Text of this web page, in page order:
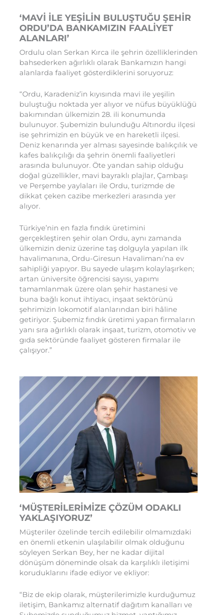
‘MAVİ İLE YEŞİLİN BULUŞTUĞU ŞEHİR
ORDU’DA BANKAMIZIN FAALİYET
ALANLARI’
Ordulu olan Serkan Kırca ile şehrin özelliklerinden
bahsederken ağırlıklı olarak Bankamızın hangi
alanlarda faaliyet gösterdiklerini soruyoruz:
“Ordu, Karadeniz’in kıyısında mavi ile yeşilin
buluştuğu noktada yer alıyor ve nüfus büyüklüğü
bakımından ülkemizin 28. ili konumunda
bulunuyor. Şubemizin bulunduğu Altınordu ilçesi
ise şehrimizin en büyük ve en hareketli ilçesi.
Deniz kenarında yer alması sayesinde balıkçılık ve
kafes balıkçılığı da şehrin önemli faaliyetleri
arasında bulunuyor. Öte yandan sahip olduğu
doğal güzellikler, mavi bayraklı plajlar, Çambaşı
ve Perşembe yaylaları ile Ordu, turizmde de
dikkat çeken cazibe merkezleri arasında yer
alıyor.
Türkiye’nin en fazla fındık üretimini
gerçekleştiren şehir olan Ordu, aynı zamanda
ülkemizin deniz üzerine taş dolguyla yapılan ilk
havalimanına, Ordu-Giresun Havalimanı’na ev
sahipliği yapıyor. Bu sayede ulaşım kolaylaşırken;
artan üniversite öğrencisi sayısı, yapımı
tamamlanmak üzere olan şehir hastanesi ve
buna bağlı konut ihtiyacı, inşaat sektörünü
şehrimizin lokomotif alanlarından biri hâline
getiriyor. Şubemiz fındık üretimi yapan firmaların
yanı sıra ağırlıklı olarak inşaat, turizm, otomotiv ve
gıda sektöründe faaliyet gösteren firmalar ile
çalışıyor.”
‘MÜŞTERİLERİMİZE ÇÖZÜM ODAKLI
YAKLAŞIYORUZ’
Müşteriler özelinde tercih edilebilir olmamızdaki
en önemli etkenin ulaşılabilir olmak olduğunu
söyleyen Serkan Bey, her ne kadar dijital
dönüşüm döneminde olsak da karşılıklı iletişimi
koruduklarını ifade ediyor ve ekliyor:
“Biz de ekip olarak, müşterilerimizle kurduğumuz
iletişim, Bankamız alternatif dağıtım kanalları ve